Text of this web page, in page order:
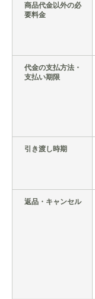
商品代金以外の必
要料金
代金の支払方法・
支払い期限
引き渡し時期
返品・キャンセル